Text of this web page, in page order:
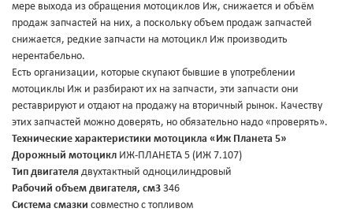
мере выхода из обращения мотоциклов Иж, снижается и объём
продаж запчастей на них, а поскольку объем продаж запчастей
снижается, редкие запчасти на мотоцикл Иж производить
нерентабельно.
Есть организации, которые скупают бывшие в употреблении
мотоциклы Иж и разбирают их на запчасти, эти запчасти они
реставрируют и отдают на продажу на вторичный рынок. Качеству
этих запчастей можно доверять, но обязательно надо «проверять».
Технические характеристики мотоцикла «Иж Планета 5»
Дорожный мотоцикл ИЖ-ПЛАНЕТА 5 (ИЖ 7.107)
Тип двигателя двухтактный одноцилиндровый
Рабочий объем двигателя, см3 346
Система смазки совместно с топливом